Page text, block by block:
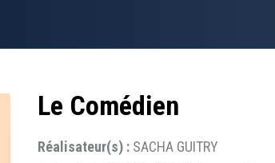
Le Comédien
Réalisateur(s) : SACHA GUITRY